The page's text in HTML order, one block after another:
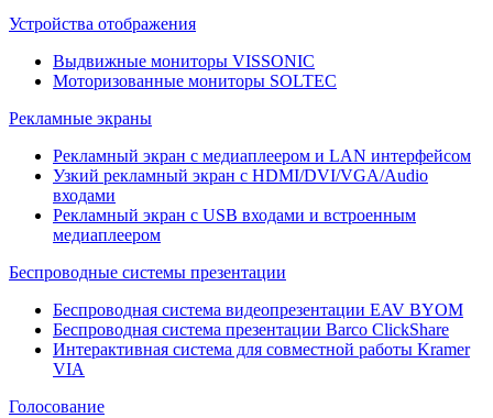
Устройства отображения
Выдвижные мониторы VISSONIC
Моторизованные мониторы SOLTEC
Рекламные экраны
Рекламный экран с медиаплеером и LAN интерфейсом
Узкий рекламный экран с HDMI/DVI/VGA/Audio
входами
Рекламный экран с USB входами и встроенным
медиаплеером
Беспроводные системы презентации
Беспроводная система видеопрезентации EAV BYOM
Беспроводная система презентации Barco ClickShare
Интерактивная система для совместной работы Kramer
VIA
Голосование